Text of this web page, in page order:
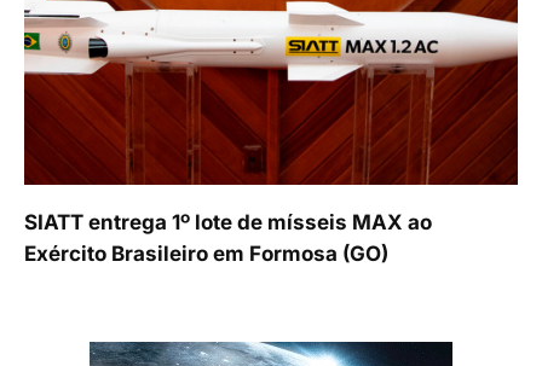
SIATT entrega 1º lote de mísseis MAX ao
Exército Brasileiro em Formosa (GO)